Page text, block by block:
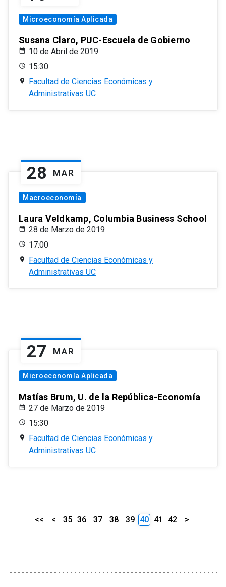
Microeconomía Aplicada
Susana Claro, PUC-Escuela de Gobierno
10 de Abril de 2019
15:30
Facultad de Ciencias Económicas y
Administrativas UC
28 MAR
Macroeconomía
Laura Veldkamp, Columbia Business School
28 de Marzo de 2019
17:00
Facultad de Ciencias Económicas y
Administrativas UC
27 MAR
Microeconomía Aplicada
Matías Brum, U. de la República-Economía
27 de Marzo de 2019
15:30
Facultad de Ciencias Económicas y
Administrativas UC
<< < 35 36 37 38 39 40 41 42 >